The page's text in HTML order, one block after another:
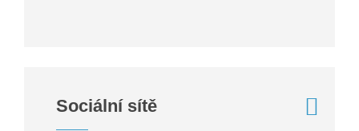
Sociální sítě